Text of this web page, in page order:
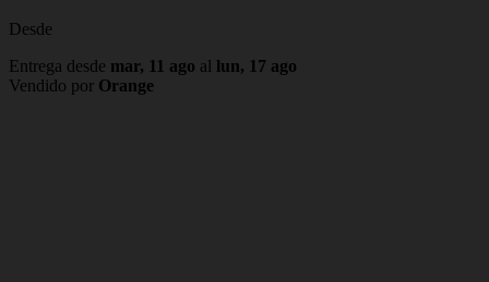
Desde
Entrega desde mar, 11 ago al lun, 17 ago
Vendido por Orange